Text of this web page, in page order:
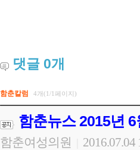
댓글 0개
함춘칼럼 4개(1/1페이지)
함춘뉴스 2015년
함춘여성의원